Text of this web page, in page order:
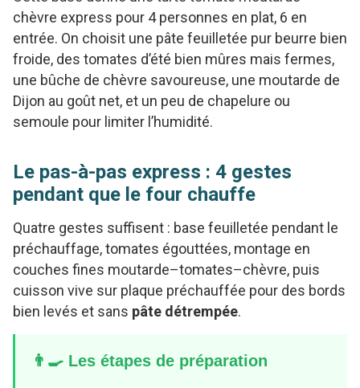
chèvre express pour 4 personnes en plat, 6 en
entrée. On choisit une pâte feuilletée pur beurre bien
froide, des tomates d’été bien mûres mais fermes,
une bûche de chèvre savoureuse, une moutarde de
Dijon au goût net, et un peu de chapelure ou
semoule pour limiter l’humidité.
Le pas-à-pas express : 4 gestes
pendant que le four chauffe
Quatre gestes suffisent : base feuilletée pendant le
préchauffage, tomates égouttées, montage en
couches fines moutarde–tomates–chèvre, puis
cuisson vive sur plaque préchauffée pour des bords
bien levés et sans pâte détrempée.
👨‍🍳 Les étapes de préparation